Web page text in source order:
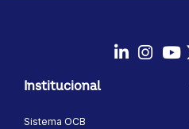
Institucional
Sistema OCB